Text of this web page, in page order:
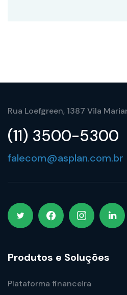
Rua Loefgreen, 1387 Vila
(11) 3500-5300
falecom@asplan.com.br
Produtos e Soluções
Plataforma financeira